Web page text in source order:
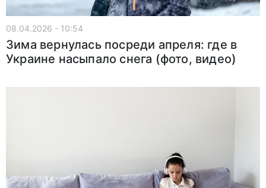
08.04.2026 - 10:54
Зима вернулась посреди апреля: где в
Украине насыпало снега (фото, видео)